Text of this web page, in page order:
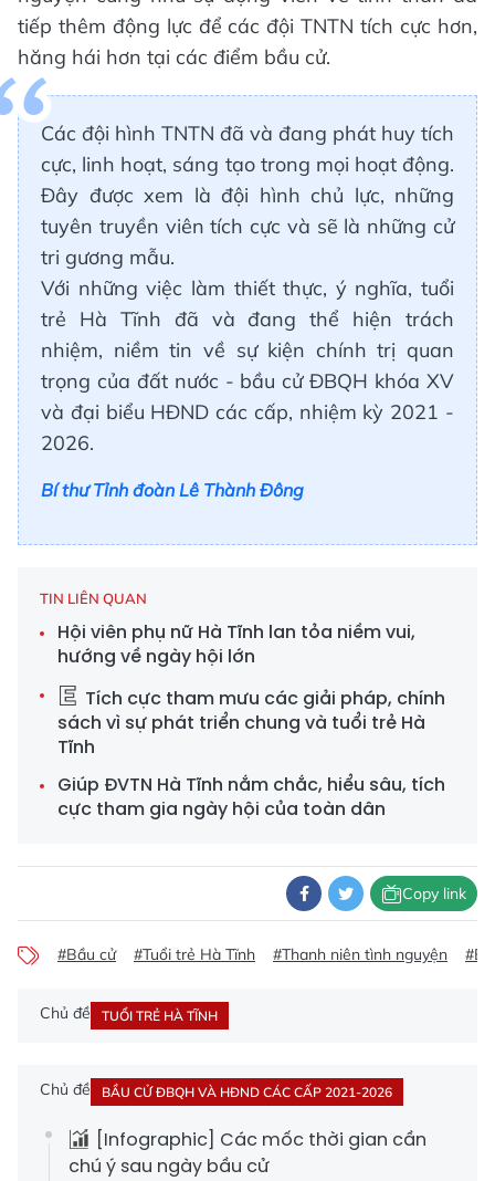
tiếp thêm động lực để các đội TNTN tích cực hơn,
hăng hái hơn tại các điểm bầu cử.
Các đội hình TNTN đã và đang phát huy tích
cực, linh hoạt, sáng tạo trong mọi hoạt động.
Đây được xem là đội hình chủ lực, những
tuyên truyền viên tích cực và sẽ là những cử
tri gương mẫu.
Với những việc làm thiết thực, ý nghĩa, tuổi
trẻ Hà Tĩnh đã và đang thể hiện trách
nhiệm, niềm tin về sự kiện chính trị quan
trọng của đất nước - bầu cử ĐBQH khóa XV
và đại biểu HĐND các cấp, nhiệm kỳ 2021 -
2026.
Bí thư Tỉnh đoàn Lê Thành Đông
TIN LIÊN QUAN
Hội viên phụ nữ Hà Tĩnh lan tỏa niềm vui,
hướng về ngày hội lớn
Tích cực tham mưu các giải pháp, chính
sách vì sự phát triển chung và tuổi trẻ Hà
Tĩnh
Giúp ĐVTN Hà Tĩnh nắm chắc, hiểu sâu, tích
cực tham gia ngày hội của toàn dân
Copy link
#Bầu cử #Tuổi trẻ Hà Tĩnh #Thanh niên tình nguyện
Chủ đề TUỔI TRẺ HÀ TĨNH
Chủ đề BẦU CỬ ĐBQH VÀ HĐND CÁC CẤP 2021-2026
[Infographic] Các mốc thời gian cần
chú ý sau ngày bầu cử